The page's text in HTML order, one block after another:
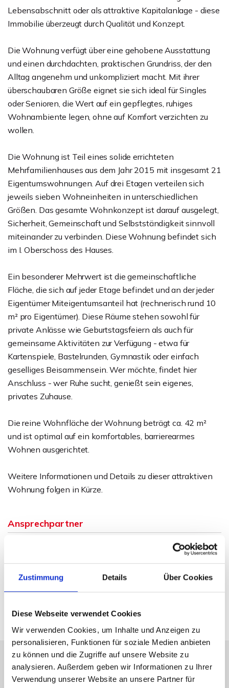
Zustimmung Details Über Cookies
Diese Webseite verwendet Cookies
Wir verwenden Cookies, um Inhalte und Anzeigen zu
personalisieren, Funktionen für soziale Medien anbieten
zu können und die Zugriffe auf unsere Website zu
analysieren. Außerdem geben wir Informationen zu Ihrer
Verwendung unserer Website an unsere Partner für
Lebensabschnitt oder als attraktive Kapitalanlage - diese
Immobilie überzeugt durch Qualität und Konzept.
Die Wohnung verfügt über eine gehobene Ausstattung
und einen durchdachten, praktischen Grundriss, der den
Alltag angenehm und unkompliziert macht. Mit ihrer
überschaubaren Größe eignet sie sich ideal für Singles
oder Senioren, die Wert auf ein gepflegtes, ruhiges
Wohnambiente legen, ohne auf Komfort verzichten zu
wollen.
Die Wohnung ist Teil eines solide errichteten
Mehrfamilienhauses aus dem Jahr 2015 mit insgesamt 21
Eigentumswohnungen. Auf drei Etagen verteilen sich
jeweils sieben Wohneinheiten in unterschiedlichen
Größen. Das gesamte Wohnkonzept ist darauf ausgelegt,
Sicherheit, Gemeinschaft und Selbstständigkeit sinnvoll
miteinander zu verbinden. Diese Wohnung befindet sich
im I. Oberschoss des Hauses.
Ein besonderer Mehrwert ist die gemeinschaftliche
Fläche, die sich auf jeder Etage befindet und an der jeder
Eigentümer Miteigentumsanteil hat (rechnerisch rund 10
m² pro Eigentümer). Diese Räume stehen sowohl für
private Anlässe wie Geburtstagsfeiern als auch für
gemeinsame Aktivitäten zur Verfügung - etwa für
Kartenspiele, Bastelrunden, Gymnastik oder einfach
geselliges Beisammensein. Wer möchte, findet hier
Anschluss - wer Ruhe sucht, genießt sein eigenes,
privates Zuhause.
Die reine Wohnfläche der Wohnung beträgt ca. 42 m²
und ist optimal auf ein komfortables, barrierearmes
Wohnen ausgerichtet.
Weitere Informationen und Details zu dieser attraktiven
Wohnung folgen in Kürze.
Ansprechpartner
Telefon: 0571 597 265 17
Telefax: 0571 870 490 05
weihe@wb-immobilien.de
Energieausweis (Bedarfsausweis)